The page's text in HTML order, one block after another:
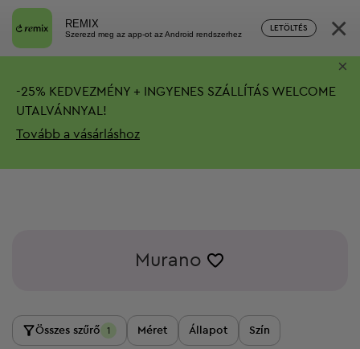
REMIX
Szerezd meg az app-ot az Android rendszerhez
LETÖLTÉS ×
-25% KEDVEZMÉNY + INGYENES SZÁLLÍTÁS WELCOME
UTALVÁNNYAL!
Tovább a vásárláshoz
×
Murano
Összes szűrő 1 Méret Állapot Szín